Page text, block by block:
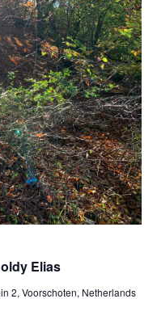
Elias
2, Voorschoten, Netherlands